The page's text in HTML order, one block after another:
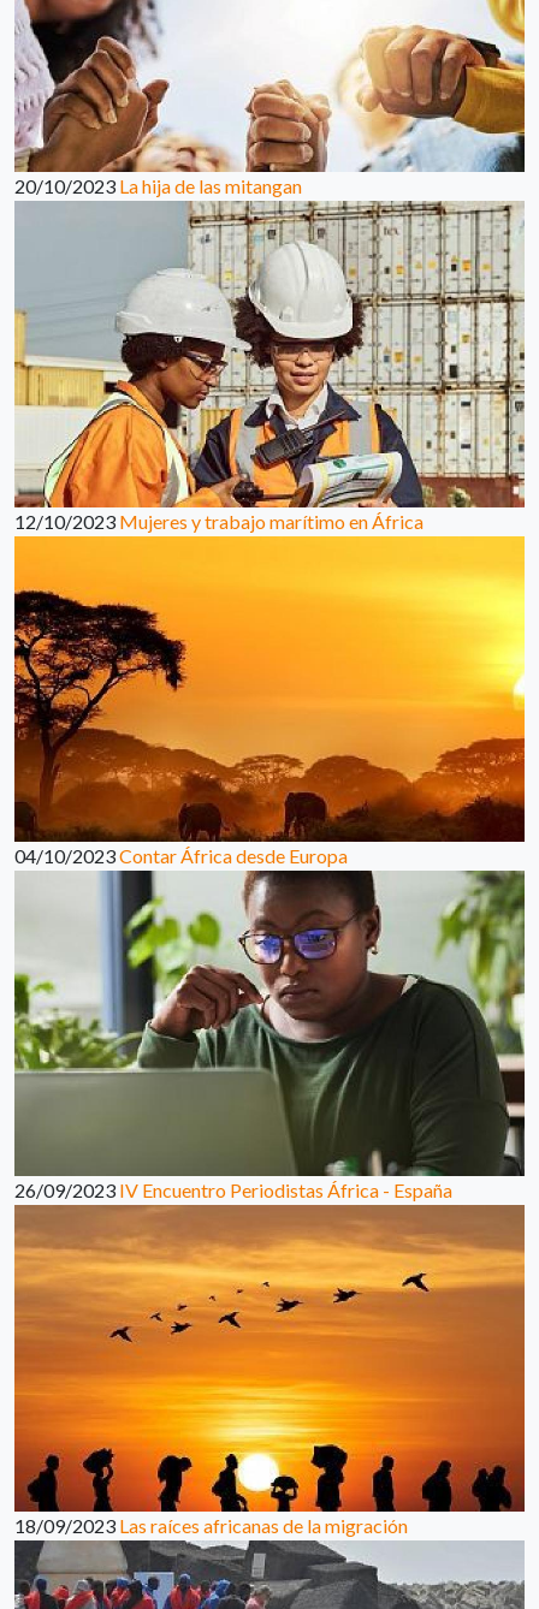
20/10/2023 La hija de las mitangan
12/10/2023 Mujeres y trabajo marítimo en África
04/10/2023Contar África desde Europa
26/09/2023 IV Encuentro Periodistas África - España
18/09/2023 Las raíces africanas de la migración